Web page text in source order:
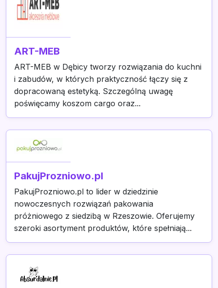
ART-MEB
ART-MEB w Dębicy tworzy rozwiązania do kuchni
i zabudów, w których praktyczność łączy się z
dopracowaną estetyką. Szczególną uwagę
poświęcamy koszom cargo oraz...
PakujProzniowo.pl
PakujProzniowo.pl to lider w dziedzinie
nowoczesnych rozwiązań pakowania
próżniowego z siedzibą w Rzeszowie. Oferujemy
szeroki asortyment produktów, które spełniają...